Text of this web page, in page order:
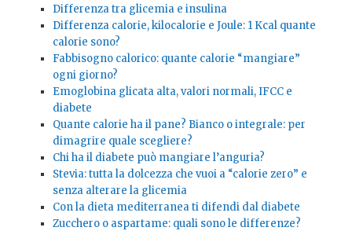
Differenza tra glicemia e insulina
Differenza calorie, kilocalorie e Joule: 1 Kcal quante
calorie sono?
Fabbisogno calorico: quante calorie “mangiare”
ogni giorno?
Emoglobina glicata alta, valori normali, IFCC e
diabete
Quante calorie ha il pane? Bianco o integrale: per
dimagrire quale scegliere?
Chi ha il diabete può mangiare l’anguria?
Stevia: tutta la dolcezza che vuoi a “calorie zero” e
senza alterare la glicemia
Con la dieta mediterranea ti difendi dal diabete
Zucchero o aspartame: quali sono le differenze?